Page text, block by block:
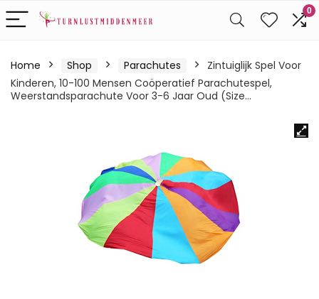
0
Home Shop Parachutes
Zintuiglijk Spel Voor
Kinderen, 10-100 Mensen Coöperatief Parachutespel,
Weerstandsparachute Voor 3-6 Jaar Oud (Size…